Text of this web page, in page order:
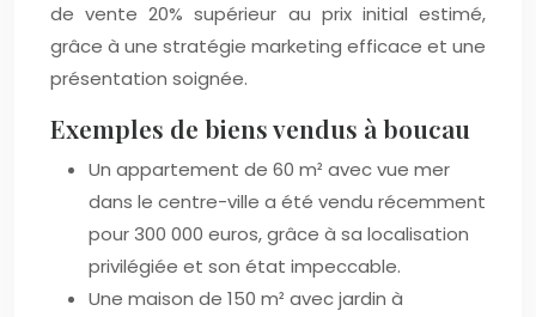
de vente 20% supérieur au prix initial estimé,
grâce à une stratégie marketing efficace et une
présentation soignée.
Exemples de biens vendus à boucau
Un appartement de 60 m² avec vue mer
dans le centre-ville a été vendu récemment
pour 300 000 euros, grâce à sa localisation
privilégiée et son état impeccable.
Une maison de 150 m² avec jardin à